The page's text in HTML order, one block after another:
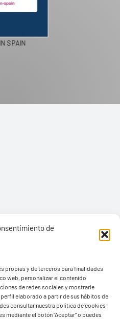
de
propias y de terceros para finalidades
web, personalizar el contenido
de redes sociales y mostrarle
elaborado a partir de sus hábitos de
consultar nuestra política de cookies
mediante el botón “Aceptar” o puedes
CAMELLO